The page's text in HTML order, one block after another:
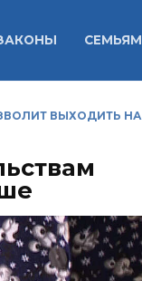
СЕМЬЯМ
ВЫХОДИТЬ НА